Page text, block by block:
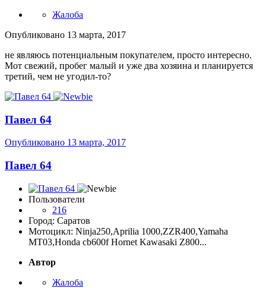
Жалоба
Опубликовано 13 марта, 2017
не являюсь потенциальным покупателем, просто интересно.
Мот свежий, пробег малый и уже два хозяина и планируется
третий, чем не угодил-то?
Павел 64
Опубликовано 13 марта, 2017
Павел 64
Пользователи
216
Город: Саратов
Мотоцикл: Ninja250,Aprilia 1000,ZZR400,Yamaha
MT03,Honda cb600f Hornet Kawasaki Z800...
Автор
Жалоба